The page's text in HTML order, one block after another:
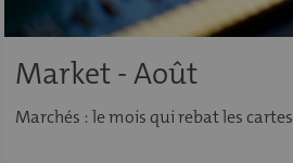
Market - Août
Marchés : le mois qui rebat les cartes